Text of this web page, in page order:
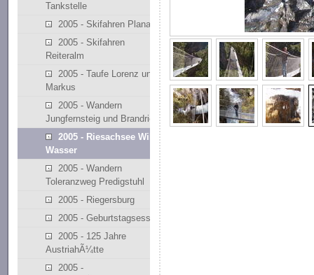
Tankstelle
2005 - Skifahren Planai
2005 - Skifahren
Reiteralm
2005 - Taufe Lorenz und
Markus
2005 - Wandern
Jungfernsteig und Brandriedl
2005 - Riesachsee Wilde
Wasser
2005 - Wandern
Toleranzweg Predigstuhl
2005 - Riegersburg
2005 - Geburtstagsessen
2005 - 125 Jahre
AustriahÃ¼tte
2005 -